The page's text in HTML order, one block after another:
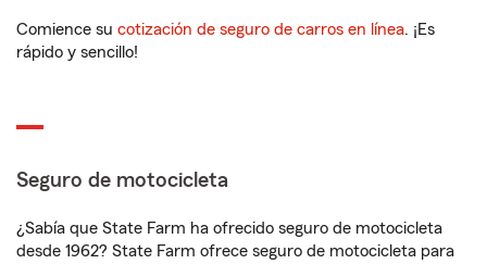
Comience su cotización de seguro de carros en línea. ¡Es
rápido y sencillo!
Seguro de motocicleta
¿Sabía que State Farm ha ofrecido seguro de motocicleta
desde 1962? State Farm ofrece seguro de motocicleta para